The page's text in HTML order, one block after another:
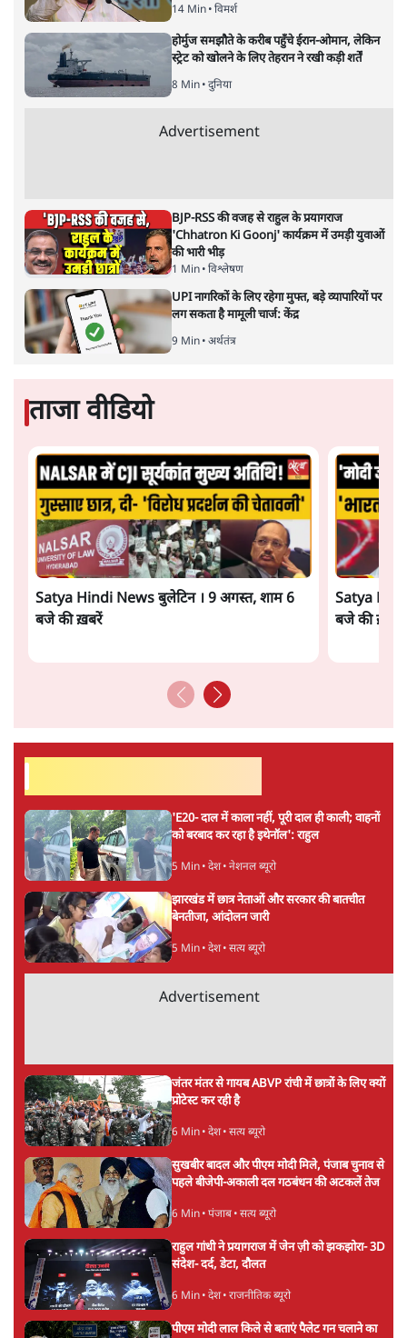
14 Min• विमर्श
होर्मुज समझौते के करीब पहुँचे ईरान-ओमान, लेकिन
स्ट्रेट को खोलने के लिए तेहरान ने रखी कड़ी शर्तें
8 Min• दुनिया
Advertisement
BJP-RSS की वजह से राहुल के प्रयागराज
'Chhatron Ki Goonj' कार्यक्रम में उमड़ी युवाओं
की भारी भीड़
1 Min• विश्लेषण
UPI नागरिकों के लिए रहेगा मुफ्त, बड़े व्यापारियों पर
लग सकता है मामूली चार्ज: केंद्र
9 Min• अर्थतंत्र
ताजा वीडियो
Satya Hindi News बुलेटिन । 9 अगस्त, शाम 6
बजे की ख़बरें
Satya
बजे की ख़बरें
'E20- दाल में काला नहीं, पूरी दाल ही काली; वाहनों
को बरबाद कर रहा है इथेनॉल': राहुल
5 Min• देश• नेशनल ब्यूरो
झारखंड में छात्र नेताओं और सरकार की बातचीत
बेनतीजा, आंदोलन जारी
5 Min• देश• सत्य ब्यूरो
Advertisement
जंतर मंतर से गायब ABVP रांची में छात्रों के लिए क्यों
प्रोटेस्ट कर रही है
6 Min• देश• सत्य ब्यूरो
सुखबीर बादल और पीएम मोदी मिले, पंजाब चुनाव से
पहले बीजेपी-अकाली दल गठबंधन की अटकलें तेज
6 Min• पंजाब• सत्य ब्यूरो
राहुल गांधी ने प्रयागराज में जेन ज़ी को झकझोरा- 3D
संदेश- दर्द, डेटा, दौलत
6 Min• देश• राजनीतिक ब्यूरो
पीएम मोदी लाल किले से बताएं पैलेट गन चलाने का